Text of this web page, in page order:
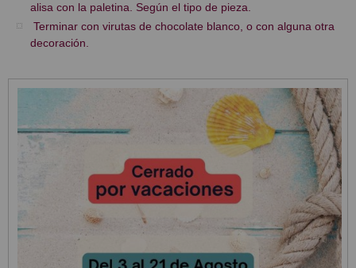
alisa con la paletina. Según el tipo de pieza.
Terminar con virutas de chocolate blanco, o con alguna otra
decoración.